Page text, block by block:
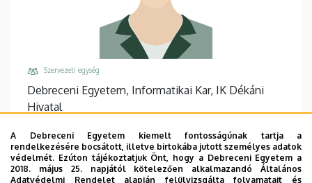
Szervezeti egység
Debreceni Egyetem, Informatikai Kar, IK Dékáni
Hivatal
+36 52 512 900 / 75043
Email
A Debreceni Egyetem kiemelt fontosságúnak tartja a
rendelkezésére bocsátott, illetve birtokába jutott személyes adatok
védelmét. Ezúton tájékoztatjuk Önt, hogy a Debreceni Egyetem a
2018. május 25. napjától kötelezően alkalmazandó Általános
Adatvédelmi Rendelet alapján felülvizsgálta folyamatait és